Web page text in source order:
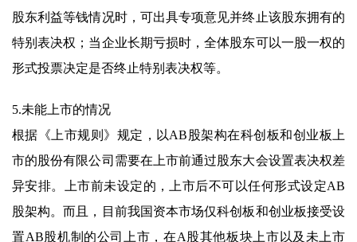
股东利益等钱情况时，可出具专项意见并终止该股东拥有的
特别表决权；当企业长期亏损时，全体股东可以一股一权的
形式投票决定是否终止特别表决权等。
5.未能上市的情况
根据《上市规则》规定，以AB股架构在科创板和创业板上
市的股份有限公司需要在上市前通过股东大会设置表决权差
异安排。上市前未设定的，上市后不可以任何形式设定AB
股架构。而且，目前我国资本市场仅科创板和创业板接受设
置AB股机制的公司上市，在A股其他板块上市以及未上市